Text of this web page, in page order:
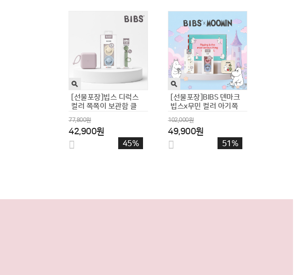
플랜토이즈 원목장난감
플레이 3종 세트 6개월
77,000원
44,700원
42%
플랜토이즈 원목 장난감
주방놀이 음료세트 5종
35,000원
22,900원
35%